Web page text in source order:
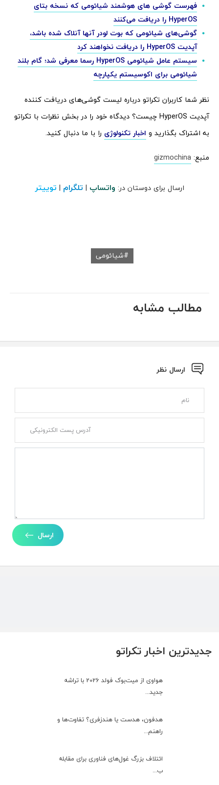
جدیدترین اخبار تکراتو
هواوی از میت‌بوک فولد 2026 با تراشه
جدید...
هدفون، هدست یا هندزفری؟ تفاوت‌ها و
راهنم...
ائتلاف بزرگ غول‌های فناوری برای مقابله
ب...
فهرست گوشی های هوشمند شیائومی که نسخه بتای
HyperOS را دریافت می‌کنند
گوشی‌های شیائومی که بوت لودر آنها آنلاک شده باشد،
آپدیت HyperOS را دریافت نخواهند کرد
سیستم عامل شیائومی HyperOS رسما معرفی شد؛ گام بلند
شیائومی برای اکوسیستم یکپارچه
نظر شما کاربران تکراتو درباره لیست گوشی‌های دریافت کننده
آپدیت HyperOS چیست؟ دیدگاه خود را در بخش نظرات با تکراتو
به اشتراک بگذارید و اخبار تکنولوژی را با ما دنبال کنید.
منبع: gizmochina
ارسال برای دوستان در: واتساپ | تلگرام | توییتر
شیائومی
مطالب مشابه
ارسال نظر
ارسال